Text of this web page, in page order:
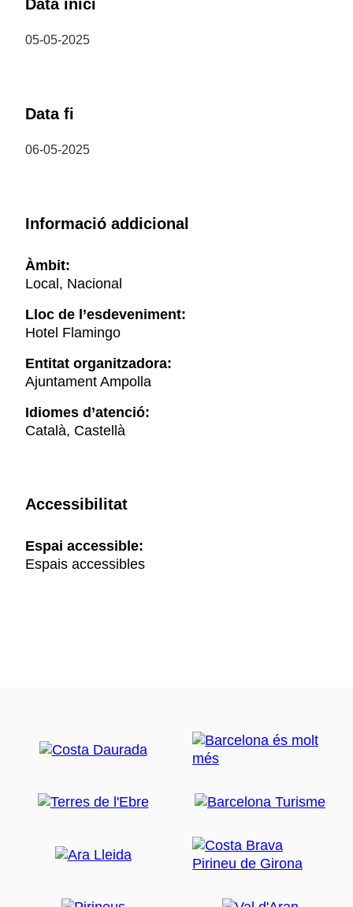
Data inici
05-05-2025
Data fi
06-05-2025
Informació addicional
Àmbit:
Local, Nacional
Lloc de l’esdeveniment:
Hotel Flamingo
Entitat organitzadora:
Ajuntament Ampolla
Idiomes d’atenció:
Català, Castellà
Accessibilitat
Espai accessible:
Espais accessibles